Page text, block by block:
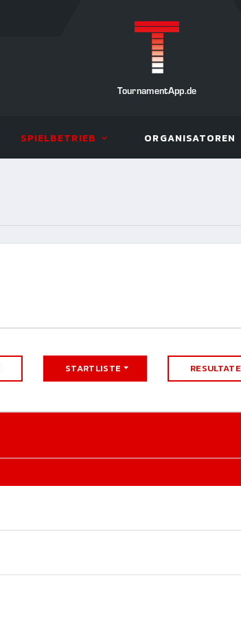
TournamentApp.de
SPIELBETRIEB ORGANISATOREN
STARTLISTE RESULTATE